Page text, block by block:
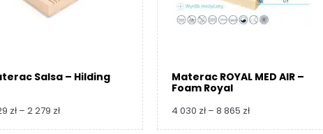
Salsa – Hilding
zł – 2 279 złZakres
Materac ROYAL MED AIR –
Foam Royal
4 030 zł – 8 865 złZakres